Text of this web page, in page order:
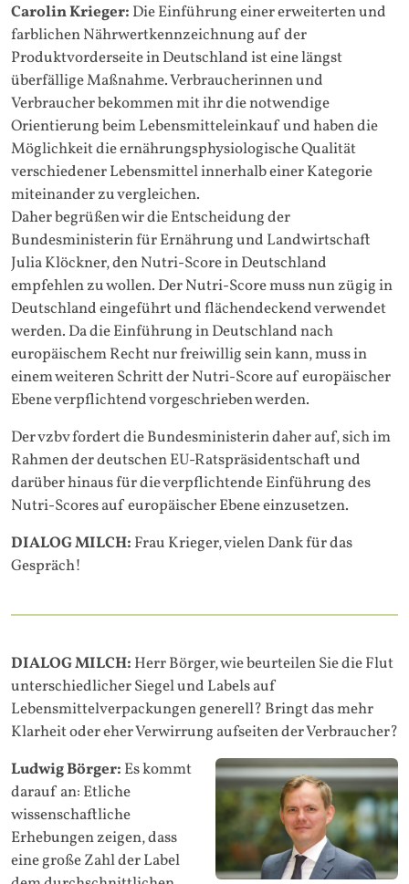
Carolin Krieger: Die Einführung einer erweiterten und
farblichen Nährwertkennzeichnung auf der
Produktvorderseite in Deutschland ist eine längst
überfällige Maßnahme. Verbraucherinnen und
Verbraucher bekommen mit ihr die notwendige
Orientierung beim Lebensmitteleinkauf und haben die
Möglichkeit die ernährungsphysiologische Qualität
verschiedener Lebensmittel innerhalb einer Kategorie
miteinander zu vergleichen.
Daher begrüßen wir die Entscheidung der
Bundesministerin für Ernährung und Landwirtschaft
Julia Klöckner, den Nutri-Score in Deutschland
empfehlen zu wollen. Der Nutri-Score muss nun zügig in
Deutschland eingeführt und flächendeckend verwendet
werden. Da die Einführung in Deutschland nach
europäischem Recht nur freiwillig sein kann, muss in
einem weiteren Schritt der Nutri-Score auf europäischer
Ebene verpflichtend vorgeschrieben werden.
Der vzbv fordert die Bundesministerin daher auf, sich im
Rahmen der deutschen EU-Ratspräsidentschaft und
darüber hinaus für die verpflichtende Einführung des
Nutri-Scores auf europäischer Ebene einzusetzen.
DIALOG MILCH: Frau Krieger, vielen Dank für das
Gespräch!
DIALOG MILCH: Herr Börger, wie beurteilen Sie die Flut
unterschiedlicher Siegel und Labels auf
Lebensmittelverpackungen generell? Bringt das mehr
Klarheit oder eher Verwirrung aufseiten der Verbraucher?
Ludwig Börger: Es kommt
darauf an: Etliche
wissenschaftliche
Erhebungen zeigen, dass
eine große Zahl der Label